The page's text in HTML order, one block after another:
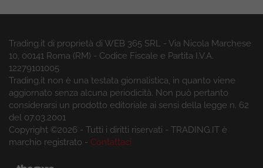
Trading.it di proprietà di WEB 365 SRL - Via Nicola Marchese
10, 00141 Roma (RM) - Codice Fiscale e Partita I.V.A.
12279101005
Trading.it non è una testata giornalistica, in quanto viene
aggiornato senza alcuna periodicità. Non può pertanto
considerarsi un prodotto editoriale ai sensi della legge n. 62
del 07.03.2001
Copyright ©2026 - Tutti i diritti riservati - TRADING.IT è
marchio registrato - Contattaci